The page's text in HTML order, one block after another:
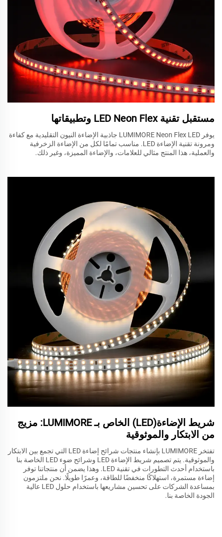
مستقبل تقنية LED Neon Flex وتطبيقاتها
يوفر LUMIMORE Neon Flex LED جاذبية الإضاءة النيون التقليدية مع كفاءة
ومرونة تقنية الإضاءة LED. مناسب تمامًا لكل من الإضاءة الزخرفية
والعملية، هذا المنتج مثالي للعلامات، والإضاءة المميزة، وغير ذلك.
شريط الإضاءة(LED) الخاص بـ LUMIMORE: مزيج
من الابتكار والموثوقية
تفتخر LUMIMORE بإنشاء منتجات شرائح إضاءة LED التي تجمع بين الابتكار
والموثوقية. يتم تصميم شريط الإضاءة LED وشرائح ضوء LED الخاصة بنا
باستخدام أحدث التطورات في تقنية LED. وهذا يضمن أن منتجاتنا توفر
إضاءة مستمرة، استهلاكًا منخفضًا للطاقة، وعمرًا طويلًا. نحن ملتزمون
بمساعدة الشركات على تحسين مشاريعها باستخدام حلول LED عالية
الجودة الخاصة بنا.